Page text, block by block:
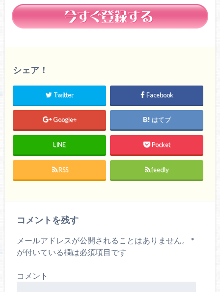
シェア！
Twitter Facebook
Google+ はてブ
LINE Pocket
RSS feedly
コメントを残す
メールアドレスが公開されることはありません。
*
が付いている欄は必須項目です
コメント